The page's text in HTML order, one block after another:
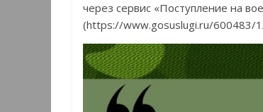
через сервис «Поступление на
(https://www.gosuslugi.ru/600483/1/